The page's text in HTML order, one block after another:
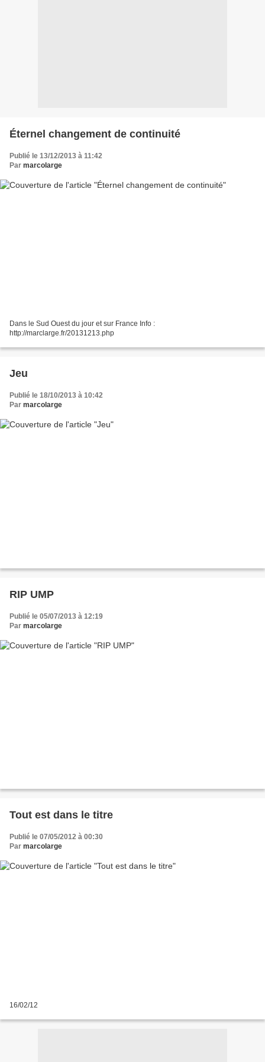
Éternel changement de continuité
Publié le 13/12/2013 à 11:42
Par marcolarge
Dans le Sud Ouest du jour et sur France Info :
http://marclarge.fr/20131213.php
Jeu
Publié le 18/10/2013 à 10:42
Par marcolarge
RIP UMP
Publié le 05/07/2013 à 12:19
Par marcolarge
Tout est dans le titre
Publié le 07/05/2012 à 00:30
Par marcolarge
16/02/12